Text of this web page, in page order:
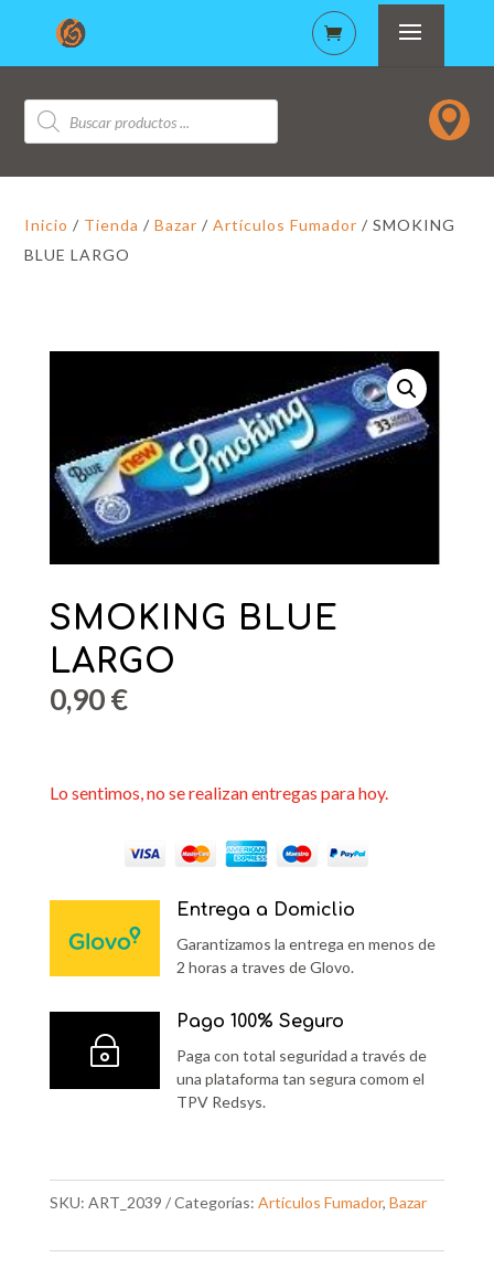
Búsqueda
de
productos

Inicio / Tienda /Bazar /Artículos Fumador / SMOKING
BLUE LARGO
SMOKING BLUE
LARGO
0,90€
Lo sentimos, no se realizan entregas para hoy.
Entrega a Domiclio
Garantizamos la entrega en menos de
2 horas a traves de Glovo.
~
Pago 100% Seguro
Paga con total seguridad a través de
una plataforma tan segura comom el
TPV Redsys.
SKU: ART_2039 Categorías: Artículos Fumador, Bazar